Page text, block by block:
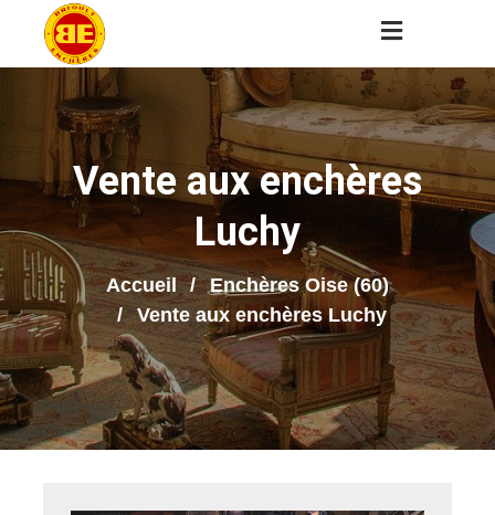
Vente aux enchères
Luchy
Accueil
Enchères Oise (60)
Vente aux enchères Luchy